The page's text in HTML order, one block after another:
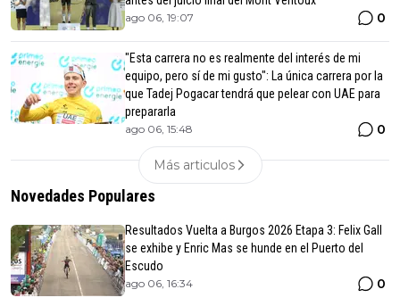
ago 06, 19:07 0
"Esta carrera no es realmente del interés de mi
equipo, pero sí de mi gusto": La única carrera por la
que Tadej Pogacar tendrá que pelear con UAE para
prepararla
ago 06, 15:48 0
Más articulos
Novedades Populares
Resultados Vuelta a Burgos 2026 Etapa 3: Felix Gall
se exhibe y Enric Mas se hunde en el Puerto del
Escudo
ago 06, 16:34 0